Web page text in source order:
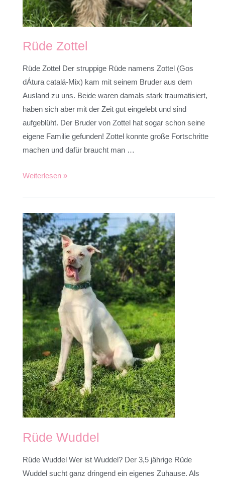
Rüde Zottel
Rüde Zottel Der struppige Rüde namens Zottel (Gos
dÁtura catalá-Mix) kam mit seinem Bruder aus dem
Ausland zu uns. Beide waren damals stark traumatisiert,
haben sich aber mit der Zeit gut eingelebt und sind
aufgeblüht. Der Bruder von Zottel hat sogar schon seine
eigene Familie gefunden! Zottel konnte große Fortschritte
machen und dafür braucht man …
Weiterlesen »
Rüde Wuddel
Rüde Wuddel Wer ist Wuddel? Der 3,5 jährige Rüde
Wuddel sucht ganz dringend ein eigenes Zuhause. Als
Rüde
Wuddel